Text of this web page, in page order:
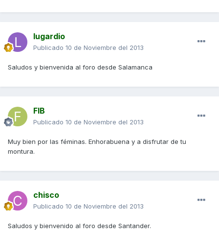
lugardio
Publicado 10 de Noviembre del 2013
Saludos y bienvenida al foro desde Salamanca
FIB
Publicado 10 de Noviembre del 2013
Muy bien por las féminas. Enhorabuena y a disfrutar de tu
montura.
chisco
Publicado 10 de Noviembre del 2013
Saludos y bienvenido al foro desde Santander.